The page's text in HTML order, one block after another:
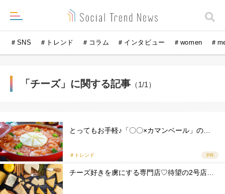
＃SNS ＃トレンド ＃コラム ＃インタビュー ＃women ＃
「チーズ」に関する記事 （1/1）
とってもお手軽♪「〇〇×カマンベール」の…
＃トレンド PR
チーズ好きを虜にする専門店♡待望の2号店…